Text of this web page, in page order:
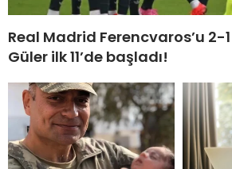
Real Madrid Ferencvaros’u 2-
Güler ilk 11’de başladı!